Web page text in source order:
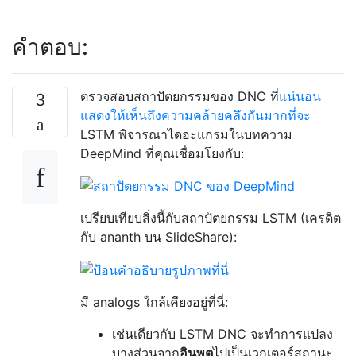
คำตอบ:
3 ตรวจสอบสถาปัตยกรรมของ DNC ที่แน่นอน
แสดงให้เห็นถึงความคล้ายคลึงกันมากที่จะ
LSTM พิจารณาไดอะแกรมในบทความ
DeepMind ที่คุณเชื่อมโยงกับ:
เปรียบเทียบสิ่งนี้กับสถาปัตยกรรม LSTM (เครดิต
กับ ananth บน SlideShare):
มี analogs ใกล้เคียงอยู่ที่นี่:
เช่นเดียวกับ LSTM DNC จะทำการแปลง
บางส่วนจากอินพุตไปเป็นเวกเตอร์สถานะ